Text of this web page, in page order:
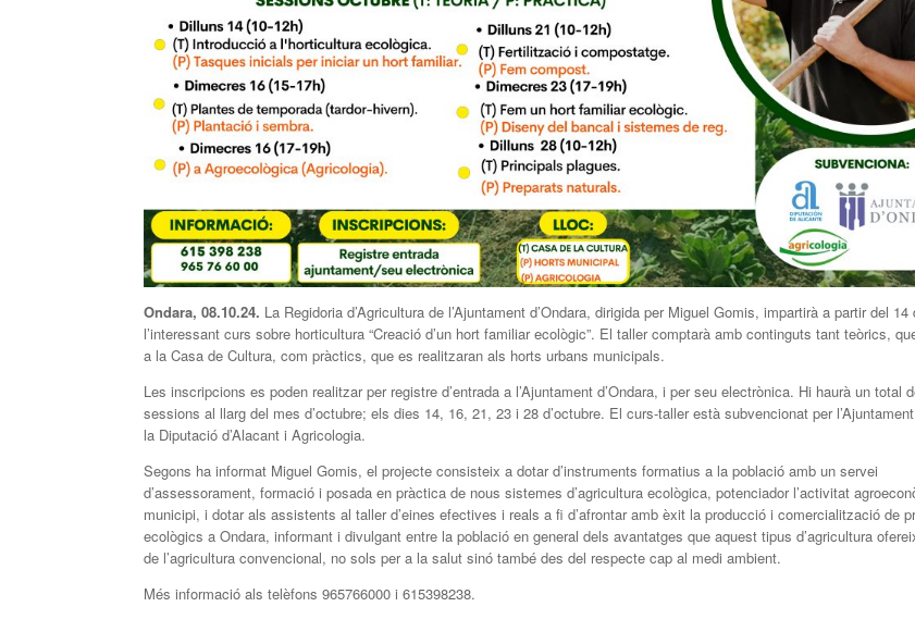
Ondara, 08.10.24. La Regidoria d’Agricultura de l’Ajuntament d’Ondara, dirigida per Miguel Gomis, impartirà a partir del 14
l’interessant curs sobre horticultura “Creació d’un hort familiar ecològic”. El taller comptarà amb continguts tant teòrics,
a la Casa de Cultura, com pràctics, que es realitzaran als horts urbans municipals.
Les inscripcions es poden realitzar per registre d’entrada a l’Ajuntament d’Ondara, i per seu electrònica. Hi haurà un total
sessions al llarg del mes d’octubre; els dies 14, 16, 21, 23 i 28 d’octubre. El curs-taller està subvencionat per l’Ajuntament
la Diputació d’Alacant i Agricologia.
Segons ha informat Miguel Gomis, el projecte consisteix a dotar d’instruments formatius a la població amb un servei
d’assessorament, formació i posada en pràctica de nous sistemes d’agricultura ecològica, potenciador l’activitat
municipi, i dotar als assistents al taller d’eines efectives i reals a fi d’afrontar amb èxit la producció i comercialització de
ecològics a Ondara, informant i divulgant entre la població en general dels avantatges que aquest tipus d’agricultura
de l’agricultura convencional, no sols per a la salut sinó també des del respecte cap al medi ambient.
Més informació als telèfons 965766000 i 615398238.